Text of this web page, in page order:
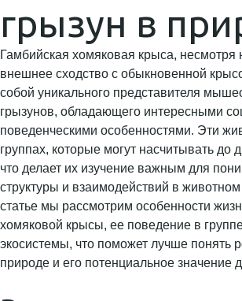
грызун в
Гамбийская хомяковая крыса, несмотря
внешнее сходство с обыкновенной
собой уникального представителя
грызунов, обладающего интересными
поведенческими особенностями. Эти
группах, которые могут насчитывать до
что делает их изучение важным для
структуры и взаимодействий в
статье мы рассмотрим особенности
хомяковой крысы, ее поведение в
экосистемы, что поможет лучше понять
природе и его потенциальное значение